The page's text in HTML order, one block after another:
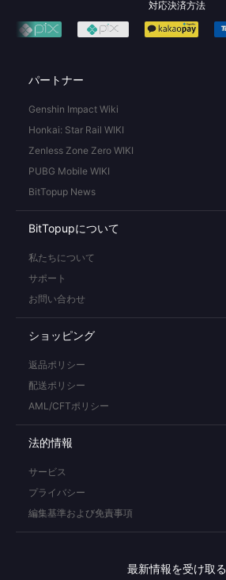
対応決済方法
パートナー
Genshin Impact Wiki
Honkai: Star Rail WIKI
Zenless Zone Zero WIKI
PUBG Mobile WIKI
BitTopup News
BitTopupについて
私たちについて
サポート
お問い合わせ
ショッピング
返品ポリシー
配送ポリシー
AML/CFTポリシー
法的情報
サービス
プライバシー
編集基準および免責事項
最新情報を受け取る